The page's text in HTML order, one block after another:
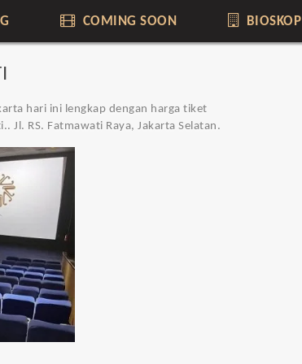
COMING SOON BIOSKOP
hari ini lengkap dengan harga tiket
Jl. RS. Fatmawati Raya, Jakarta Selatan.